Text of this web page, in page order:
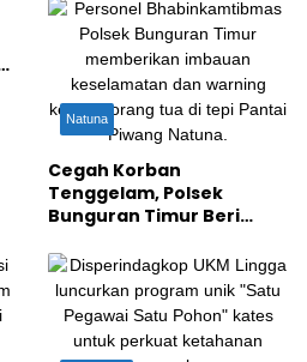
Natuna
Cegah Korban
Tenggelam, Polsek
Bunguran Timur Beri
Tua di Pantai Piwang